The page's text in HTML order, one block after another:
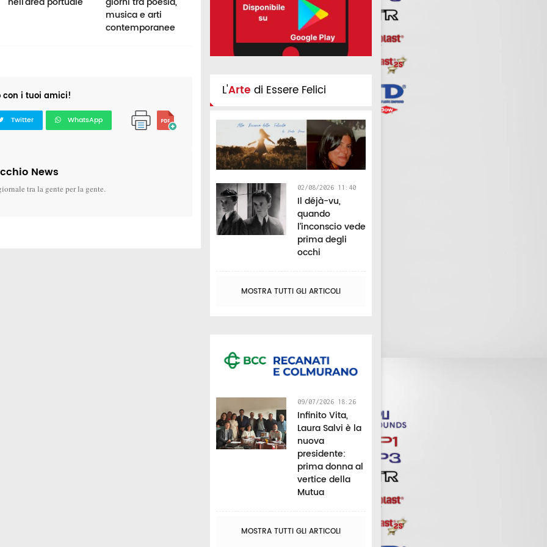
musica e arti
contemporanee
spettacolo unico
anche nelle Marche
spettacolo sul mare
i tuoi amici!
Twitter WhatsApp
News
tra la gente per la gente.
L'Arte di Essere Felici
02/08/2026 11:40
Il déjà-vu,
quando
l’inconscio vede
prima degli
occhi
MOSTRA TUTTI GLI ARTICOLI
09/07/2026 18:26
Infinito Vita,
Laura Salvi è la
nuova
presidente:
prima donna al
vertice della
Mutua
MOSTRA TUTTI GLI ARTICOLI